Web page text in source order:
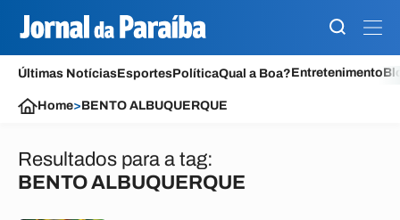
Últimas NotíciasEsportesPolíticaQual a Boa?Entretenimento
Home>BENTO ALBUQUERQUE
Resultados para a tag:
BENTO ALBUQUERQUE